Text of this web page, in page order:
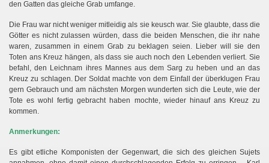
den Gatten das gleiche Grab umfange.
Die Frau war nicht weniger mitleidig als sie keusch war. Sie glaubte, dass die
Götter es nicht zulassen würden, dass die beiden Menschen, die ihr nahe
waren, zusammen in einem Grab zu beklagen seien. Lieber will sie den
Toten ans Kreuz hängen, als dass sie auch noch den Lebenden verliert. Sie
befahl, den Leichnam ihres Mannes aus dem Sarg zu heben und an das
Kreuz zu schlagen. Der Soldat machte von dem Einfall der überklugen Frau
gern Gebrauch und am nächsten Morgen wunderten sich die Leute, wie der
Tote es wohl fertig gebracht haben mochte, wieder hinauf ans Kreuz zu
kommen.
Anmerkungen:
Es gibt etliche Komponisten der Gegenwart, die sich des gleichen Sujets